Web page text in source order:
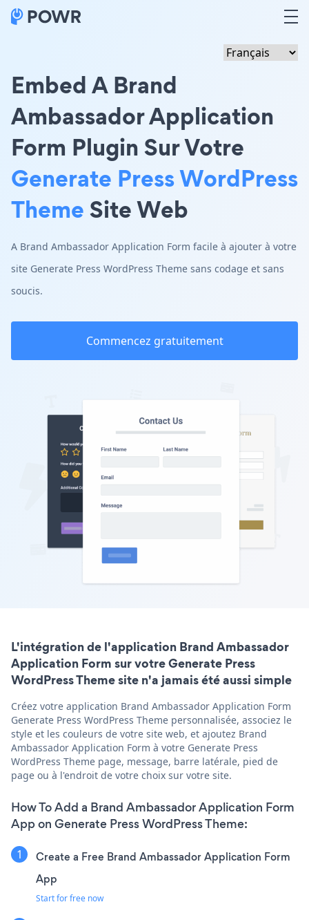
Embed A Brand
Ambassador Application
Form Plugin Sur Votre
Generate Press WordPress
ThemeSite Web
A Brand Ambassador Application Form facile à ajouter à votre
site Generate Press WordPress Theme sans codage et sans
soucis.
Commencez gratuitement
L'intégration de l'application Brand Ambassador
Application Form sur votre Generate Press
WordPress Theme site n'a jamais été aussi simple
Créez votre application Brand Ambassador Application Form
Generate Press WordPress Theme personnalisée, associez le
style et les couleurs de votre site web, et ajoutez Brand
Ambassador Application Form à votre Generate Press
WordPress Theme page, message, barre latérale, pied de
page ou à l'endroit de votre choix sur votre site.
How To Add a Brand Ambassador Application Form
App on Generate Press WordPress Theme:
Create a Free Brand Ambassador Application Form
App
Start for free now